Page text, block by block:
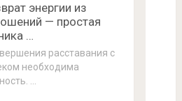
энергии из
— простая
…
расставания с
необходима
…